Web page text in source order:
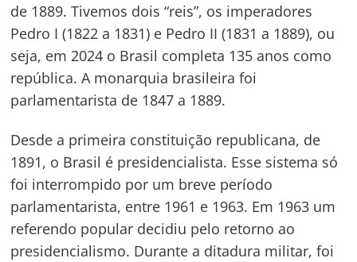
de 1889. Tivemos dois “reis”, os imperadores
Pedro I (1822 a 1831) e Pedro II (1831 a 1889), ou
seja, em 2024 o Brasil completa 135 anos como
república. A monarquia brasileira foi
parlamentarista de 1847 a 1889.
Desde a primeira constituição republicana, de
1891, o Brasil é presidencialista. Esse sistema só
foi interrompido por um breve período
parlamentarista, entre 1961 e 1963. Em 1963 um
referendo popular decidiu pelo retorno ao
presidencialismo. Durante a ditadura militar, foi